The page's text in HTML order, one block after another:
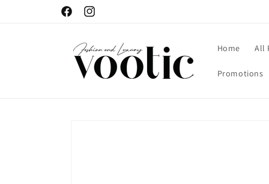
FacebookInstagram
Home All
Promotions